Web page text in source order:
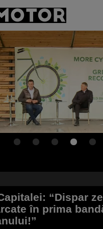
“Dispar
în prima